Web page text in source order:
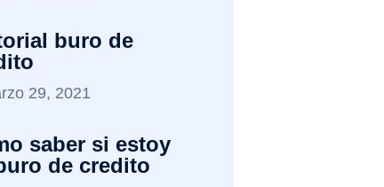
buro de
29, 2021
saber si estoy
de credito